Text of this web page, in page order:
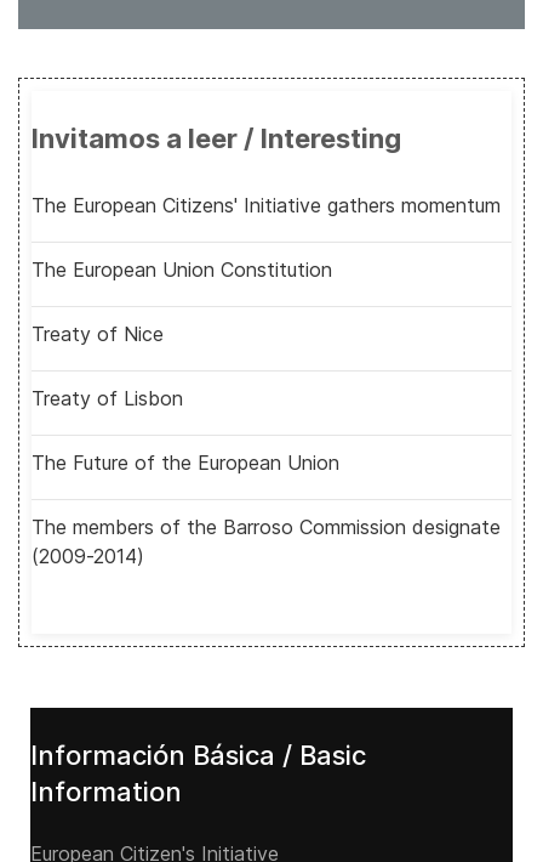
Invitamos a leer / Interesting
The European Citizens' Initiative gathers momentum
The European Union Constitution
Treaty of Nice
Treaty of Lisbon
The Future of the European Union
The members of the Barroso Commission designate
(2009-2014)
Información Básica / Basic
Information
European Citizen's Initiative